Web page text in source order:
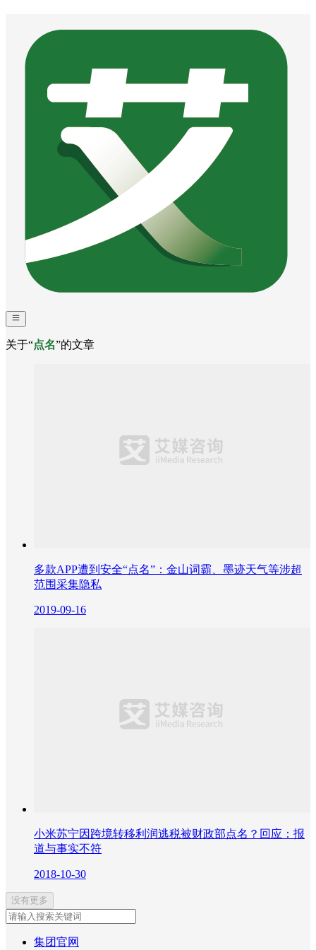
关于“点名”的文章
多款APP遭到安全“点名”：金山词霸、墨迹天气等涉超
范围采集隐私
2019-09-16
小米苏宁因跨境转移利润逃税被财政部点名？回应：报
道与事实不符
2018-10-30
没有更多
集团官网